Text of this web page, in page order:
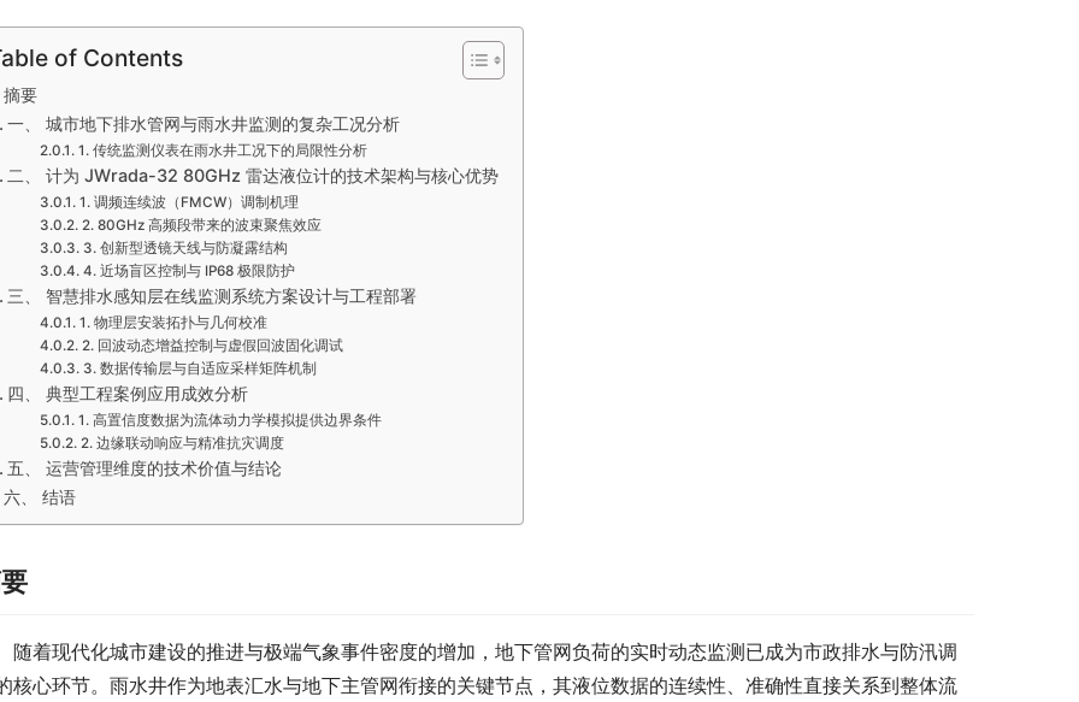
of Contents
摘要
一、 城市地下排水管网与雨水井监测的复杂工况分析
1. 传统监测仪表在雨水井工况下的局限性分析
二、 计为 JWrada-32 80GHz 雷达液位计的技术架构与核心优势
1. 调频连续波（FMCW）调制机理
2. 80GHz 高频段带来的波束聚焦效应
3. 创新型透镜天线与防凝露结构
4. 近场盲区控制与 IP68 极限防护
三、 智慧排水感知层在线监测系统方案设计与工程部署
1. 物理层安装拓扑与几何校准
2. 回波动态增益控制与虚假回波固化调试
3. 数据传输层与自适应采样矩阵机制
四、 典型工程案例应用成效分析
1. 高置信度数据为流体动力学模拟提供边界条件
2. 边缘联动响应与精准抗灾调度
五、 运营管理维度的技术价值与结论
六、 结语
着现代化城市建设的推进与极端气象事件密度的增加，地下管网负荷的实时动态监测已成为市政排水与防汛调
核心环节。雨水井作为地表汇水与地下主管网衔接的关键节点，其液位数据的连续性、准确性直接关系到整体流